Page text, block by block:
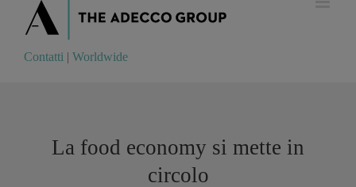
Contatti Worldwide
Contatti | Worldwide
La food economy si mette in
circolo